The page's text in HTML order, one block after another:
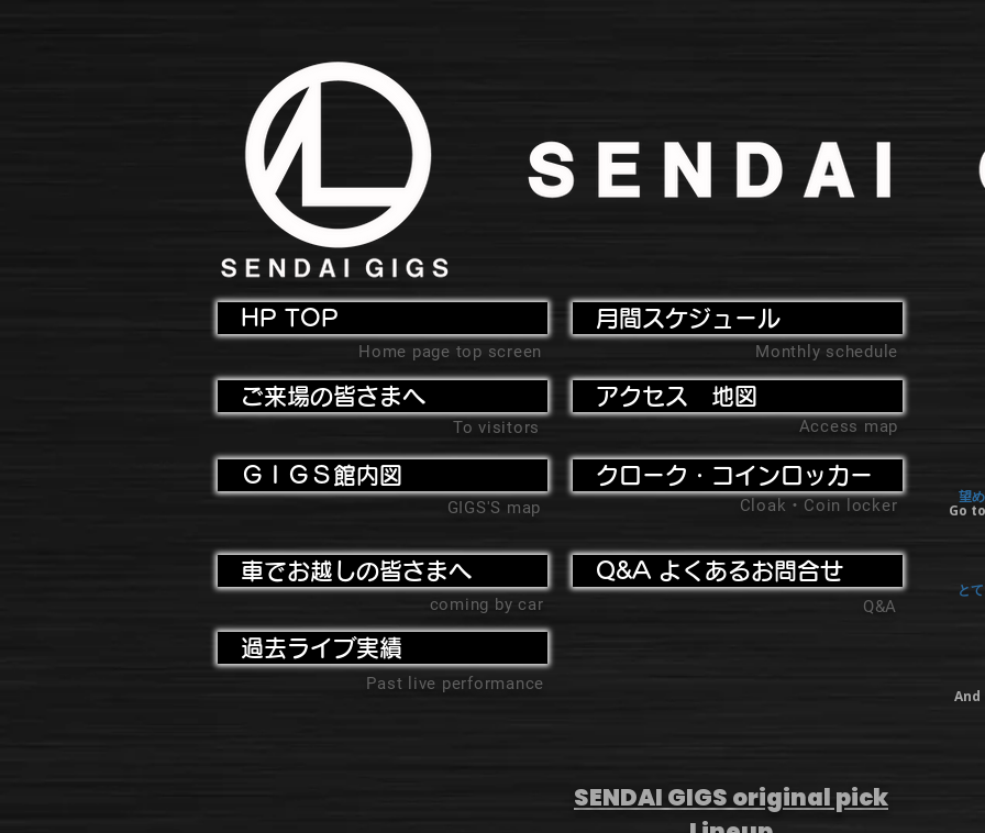
HP TOP
Home page top screen
ご来場の皆さまへ
To visitors
ＧＩＧＳ館内図
GIGS'S map
月間スケジュール
Monthly schedule
アクセス 地図
Access map
クローク・コインロッカー
Cloak・Coin locker
車でお越しの皆さまへ
coming by car
過去ライブ実績
Past live performance
Q&A よくあるお問合せ
Q&A
望
Go
と
SENDAI GIGS original pick